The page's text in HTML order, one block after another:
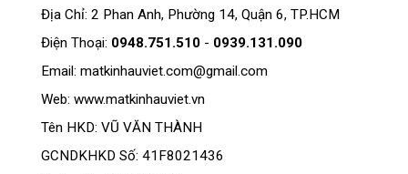
Địa Chỉ: 2 Phan Anh, Phường 14, Quận 6, TP.HCM
Điện Thoại: 0948.751.510 - 0939.131.090
Email: matkinhauviet.com@gmail.com
Web: www.matkinhauviet.vn
Tên HKD: VŨ VĂN THÀNH
GCNDKHKD Số: 41F8021436